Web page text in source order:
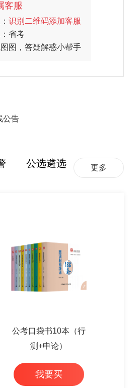
客服
识别二维码添加客服
省考
图，答疑解惑小帮手
公告
公选遴选 更多
公考口袋书10本（行
测+申论）
我要买